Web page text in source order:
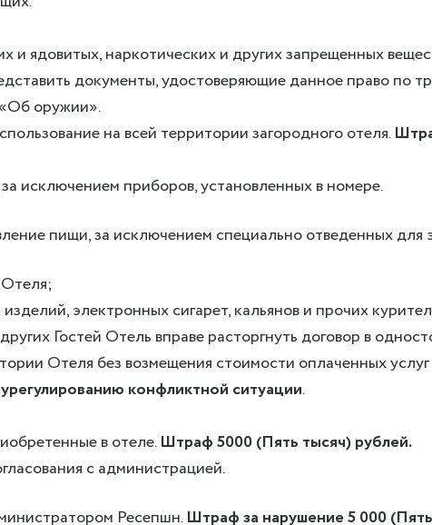
ядовитых, наркотических и других запрещенных
документы, удостоверяющие данное право по
оружии».
на всей территории загородного отеля.
исключением приборов, установленных в номере.
пищи, за исключением специально отведенных для
электронных сигарет, кальянов и прочих
Гостей Отель вправе расторгнуть договор в
Отеля без возмещения стоимости оплаченных
конфликтной ситуации.
в отеле.Штраф 5000 (Пять тысяч) рублей.
с администрацией.
Ресепшн.Штраф за нарушение 5 000